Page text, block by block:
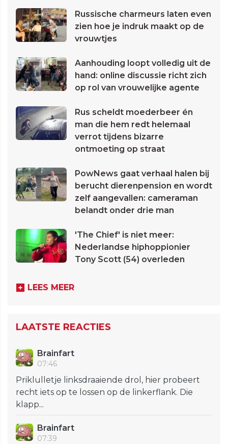
Russische charmeurs laten even
zien hoe je indruk maakt op de
vrouwtjes
Aanhouding loopt volledig uit de
hand: online discussie richt zich
op rol van vrouwelijke agente
Rus scheldt moederbeer én
man die hem redt helemaal
verrot tijdens bizarre
ontmoeting op straat
PowNews gaat verhaal halen bij
berucht dierenpension en wordt
zelf aangevallen: cameraman
belandt onder drie man
'The Chief' is niet meer:
Nederlandse hiphoppionier
Tony Scott (54) overleden
LEES MEER
LAATSTE REACTIES
Brainfart
07:46
Priklulletje linksdraaiende drol, hier probeert
recht iets op te lossen op de linkerflank. Die
klapp...
Brainfart
07:39